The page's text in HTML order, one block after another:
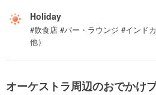
Holiday
#飲食店 #バー・ラウンジ #インド
他）
オーケストラ周辺のおでかけ